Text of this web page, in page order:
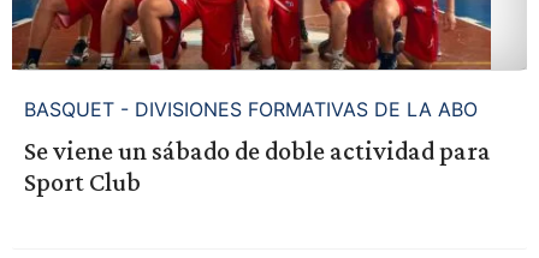
BASQUET - DIVISIONES FORMATIVAS DE LA ABO
Se viene un sábado de doble actividad para
Sport Club